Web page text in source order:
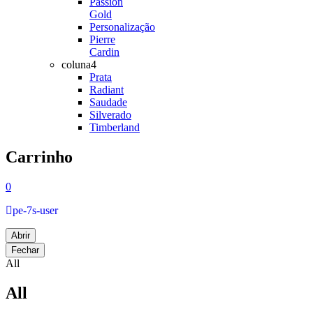
Gold
Personalização
Pierre
Cardin
coluna4
Prata
Radiant
Saudade
Silverado
Timberland
Carrinho
0
pe-7s-user
Abrir
Fechar
All
All